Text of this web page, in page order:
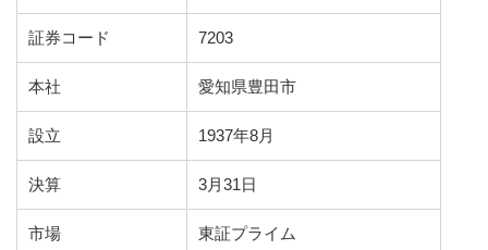
証券コード 7203
本社 愛知県豊田市
設立 1937年8月
決算 3月31日
市場 東証プライム